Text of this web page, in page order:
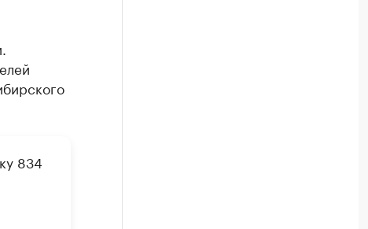
834